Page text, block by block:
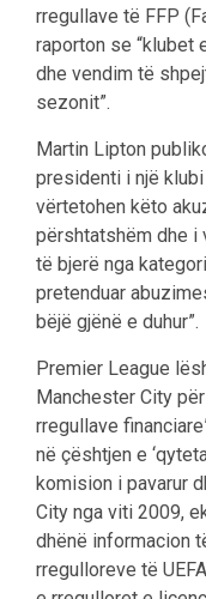
rregullave të FFP
raporton se “klubet
dhe vendim të
sezonit”.
Martin Lipton
presidenti i një
vërtetohen këto
përshtatshëm dhe i
të bjerë nga
pretenduar
bëjë gjënë e duhur”.
Premier League
Manchester City
rregullave
në çështjen e
komision i pavarur
City nga viti 2009,
dhënë informacion
rregulloreve të